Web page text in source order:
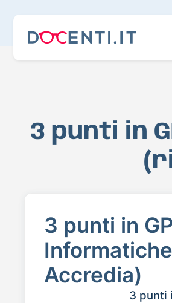
3 punti in
3 punti in
Accredia)
3 punti